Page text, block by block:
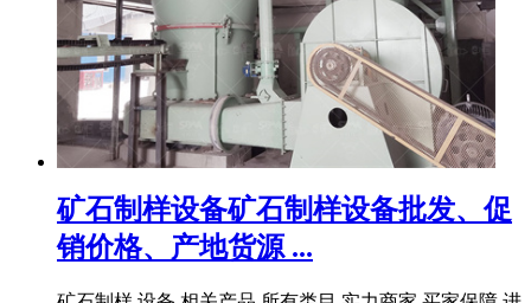
矿石制样设备矿石制样设备批发、促
销价格、产地货源 ...